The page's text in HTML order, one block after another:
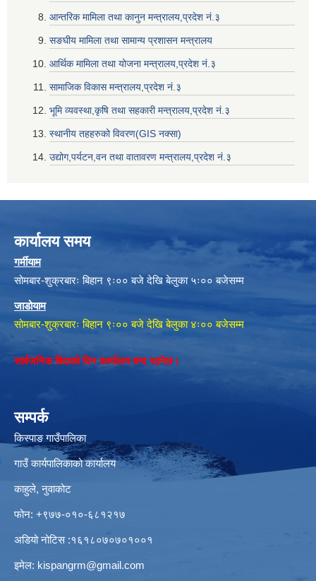
आन्तरिक मामिला तथा कानुन मन्त्रालय,प्रदेश नं‌‍‌‍.३
सङघीय मामिला तथा सामान्य प्रशासन मन्त्रालय
आर्थिक मामिला तथा योजना मन्त्रालय,प्रदेश नं‌‍‌‍.३
सामाजिक विकास मन्त्रालय,प्रदेश नं‌‍‌‍.३
भूमि व्यवस्था,कृषि तथा सहकारी मन्त्रालय,प्रदेश नं‌‍‌‍.३
स्थानीय तहहरुको विवरण(GIS नक्सा)
उद्योग,पर्यटन,वन तथा वातावरण मन्त्रालय,प्रदेश नं‌‍‌‍.३
कार्यालय समय
गर्मीयाम
सोमबार-शुक्रबारः बिहान ९ः०० बजे देखि बेलुका ५ः०० बजेसम्म
जाडोयाम
सोमबार-शुक्रबारः बिहान ९ः०० बजे देखि बेलुका ४ः०० बजेसम्म
सार्वजनिक बिदाको दिन कार्यालय बन्द रहनेछ।
सम्पर्क
किस्पाङ गाउँपालिका
गाउँ कार्यपालिकाको कार्यालय
काहुले‍‍, नुवाकोट
फोन: ‌+९७७-०१०-६८१२१७
अडियो नोटिस ‌‍:१६१८०७०७०१००१
इमेल: kispangrm@gmail.com